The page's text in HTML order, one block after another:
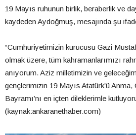
19 Mayıs ruhunun birlik, beraberlik ve
kaydeden Aydoğmuş, mesajında şu
“Cumhuriyetimizin kurucusu Gazi
olmak üzere, tüm kahramanlarımızı
anıyorum. Aziz milletimizin ve
gençlerimizin 19 Mayıs Atatürk’ü
Bayramı’nı en içten dileklerimle
(kaynak:ankaranethaber.com)